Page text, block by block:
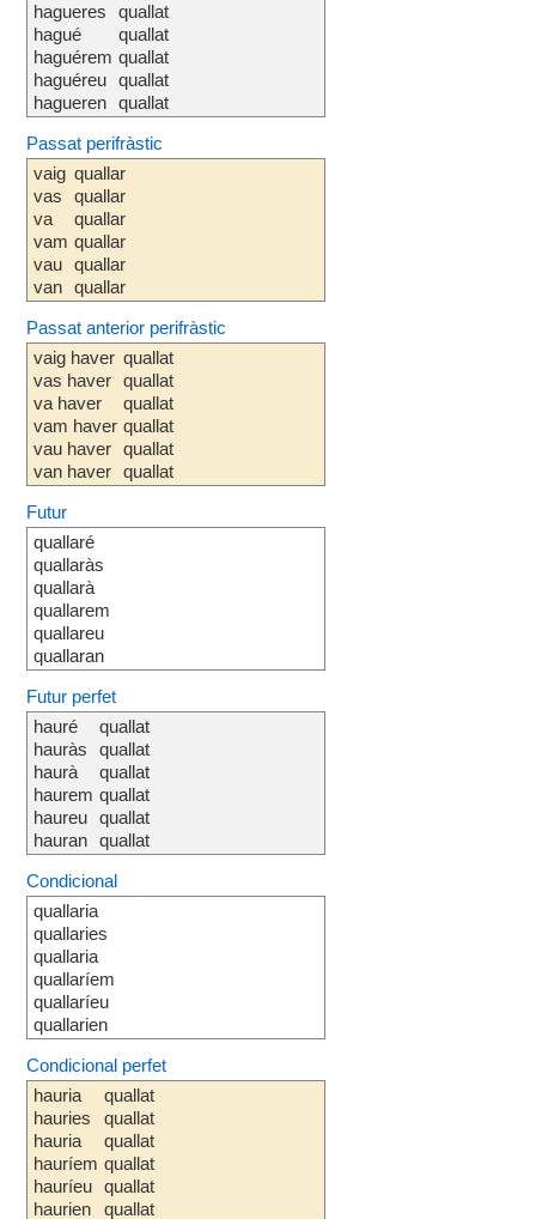
hagueres
hagué
haguérem
haguéreu
hagueren
quallat
quallat
quallat
quallat
quallat
Passat perifràstic
vaig
vas
va
vam
vau
van
quallar
quallar
quallar
quallar
quallar
quallar
Passat anterior perifràstic
vaig haver
vas haver
va haver
vam haver
vau haver
van haver
quallat
quallat
quallat
quallat
quallat
quallat
Futur
quallaré
quallaràs
quallarà
quallarem
quallareu
quallaran
Futur perfet
hauré
hauràs
haurà
haurem
haureu
hauran
quallat
quallat
quallat
quallat
quallat
quallat
Condicional
quallaria
quallaries
quallaria
quallaríem
quallaríeu
quallarien
Condicional perfet
hauria
hauries
hauria
hauríem
hauríeu
haurien
quallat
quallat
quallat
quallat
quallat
quallat